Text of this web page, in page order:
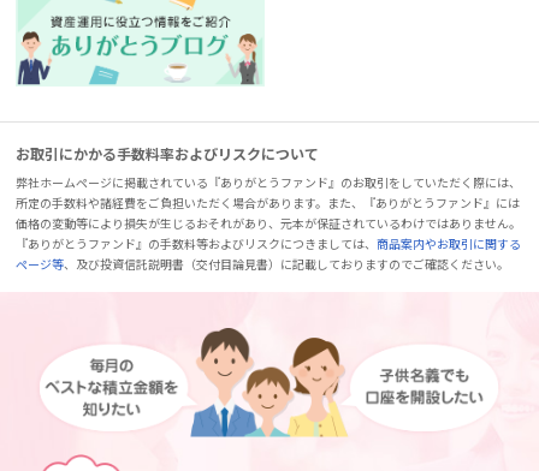
お取引にかかる手数料率およびリスクについて
弊社ホームページに掲載されている『ありがとうファンド』のお取引をしていただく際には、
所定の手数料や諸経費をご負担いただく場合があります。また、『ありがとうファンド』には
価格の変動等により損失が生じるおそれがあり、元本が保証されているわけではありません。
『ありがとうファンド』の手数料等およびリスクにつきましては、商品案内やお取引に関する
ページ等、及び投資信託説明書（交付目論見書）に記載しておりますのでご確認ください。